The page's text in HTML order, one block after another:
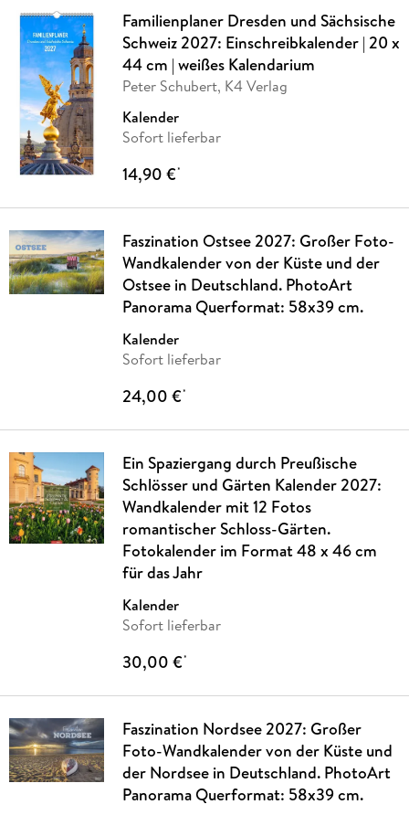
Familienplaner Dresden und Sächsische
Schweiz 2027: Einschreibkalender | 20 x
44 cm | weißes Kalendarium
Peter Schubert, K4 Verlag
Kalender
Sofort lieferbar
14,90 €*
Faszination Ostsee 2027: Großer Foto-
Wandkalender von der Küste und der
Ostsee in Deutschland. PhotoArt
Panorama Querformat: 58x39 cm.
Kalender
Sofort lieferbar
24,00 €*
Ein Spaziergang durch Preußische
Schlösser und Gärten Kalender 2027:
Wandkalender mit 12 Fotos
romantischer Schloss-Gärten.
Fotokalender im Format 48 x 46 cm
für das Jahr
Kalender
Sofort lieferbar
30,00 €*
Faszination Nordsee 2027: Großer
Foto-Wandkalender von der Küste und
der Nordsee in Deutschland. PhotoArt
Panorama Querformat: 58x39 cm.